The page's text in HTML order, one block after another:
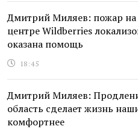
Дмитрий Миляев: пожар
центре Wildberries
оказана помощь
18:45
Дмитрий Миляев:
область сделает жизнь
комфортнее